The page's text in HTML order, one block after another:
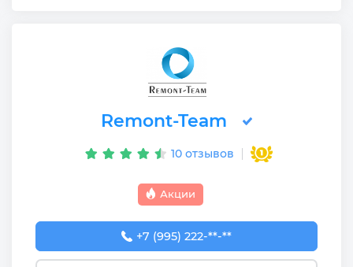
Remont-Team
10 отзывов
Акции
+7 (995) 222-80-26
+7 (995) 222-**-**